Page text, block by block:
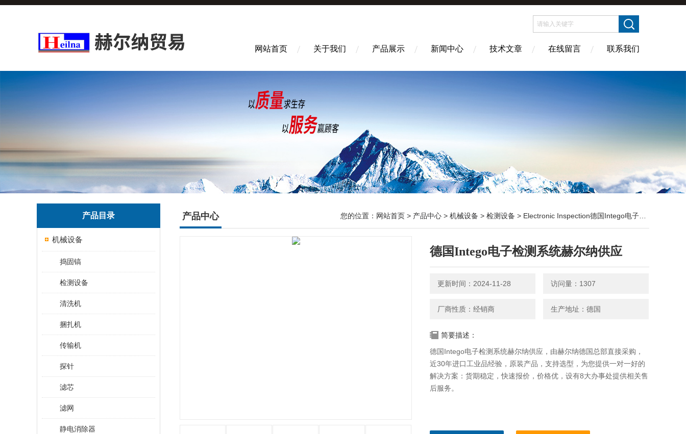
网站首页 关于我们 产品展示 新闻中心 技术文章 在线留言 联系我们
产品目录
机械设备
捣固镐
检测设备
清洗机
捆扎机
传输机
探针
滤芯
滤网
静电消除器
产品中心 您的位置： 网站首页 > 产品中心 > 机械设备 > 检测设备 > Electronic Inspection德国Intego电子检测系统赫尔纳供应
德国Intego电子检测系统赫尔纳供应
更新时间：2024-11-28 访问量：1307
厂商性质：经销商 生产地址：德国
简要描述：
德国Intego电子检测系统赫尔纳供应，由赫尔纳德国总部直接采购，
近30年进口工业品经验，原装产品，支持选型，为您提供一对一好的
解决方案：货期稳定，快速报价，价格优，设有8大办事处提供相关售
后服务。